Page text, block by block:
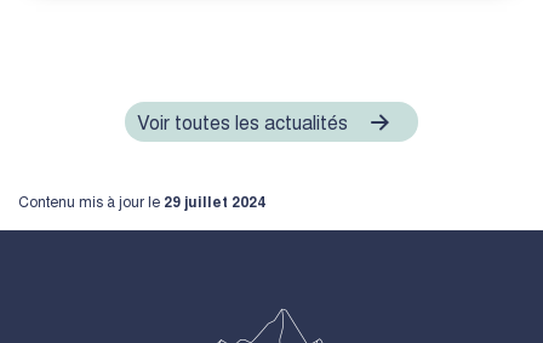
Voir toutes les actualités
Contenu mis à jour le 29 juillet 2024